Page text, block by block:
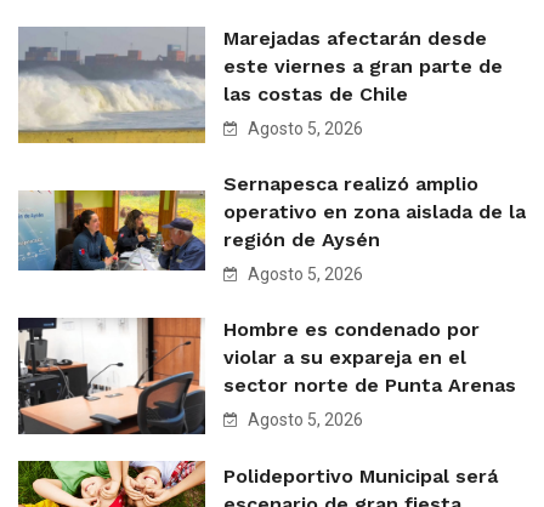
Marejadas afectarán desde
este viernes a gran parte de
las costas de Chile
Agosto 5, 2026
Sernapesca realizó amplio
operativo en zona aislada de la
región de Aysén
Agosto 5, 2026
Hombre es condenado por
violar a su expareja en el
sector norte de Punta Arenas
Agosto 5, 2026
Polideportivo Municipal será